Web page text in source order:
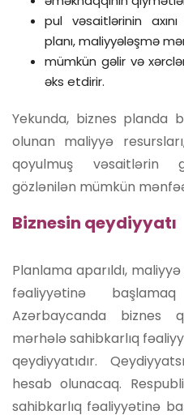
pul vəsaitlərinin
planı, maliyyələşmə
mümkün gəlir və
əks etdirir.
Yekunda, biznes planda
olunan maliyyə
qoyulmuş vəsaitlərin
gözlənilən mümkün
Biznesin qeydiyyatı
Planlama aparıldı,
fəaliyyətinə
Azərbaycanda biznes
mərhələ sahibkarlıq
qeydiyyatıdır.
hesab olunacaq.
sahibkarlıq fəaliyyətinə